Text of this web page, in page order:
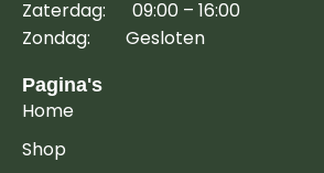
Zaterdag: 09:00 – 16:00
Zondag: Gesloten
Pagina's
Home
Shop